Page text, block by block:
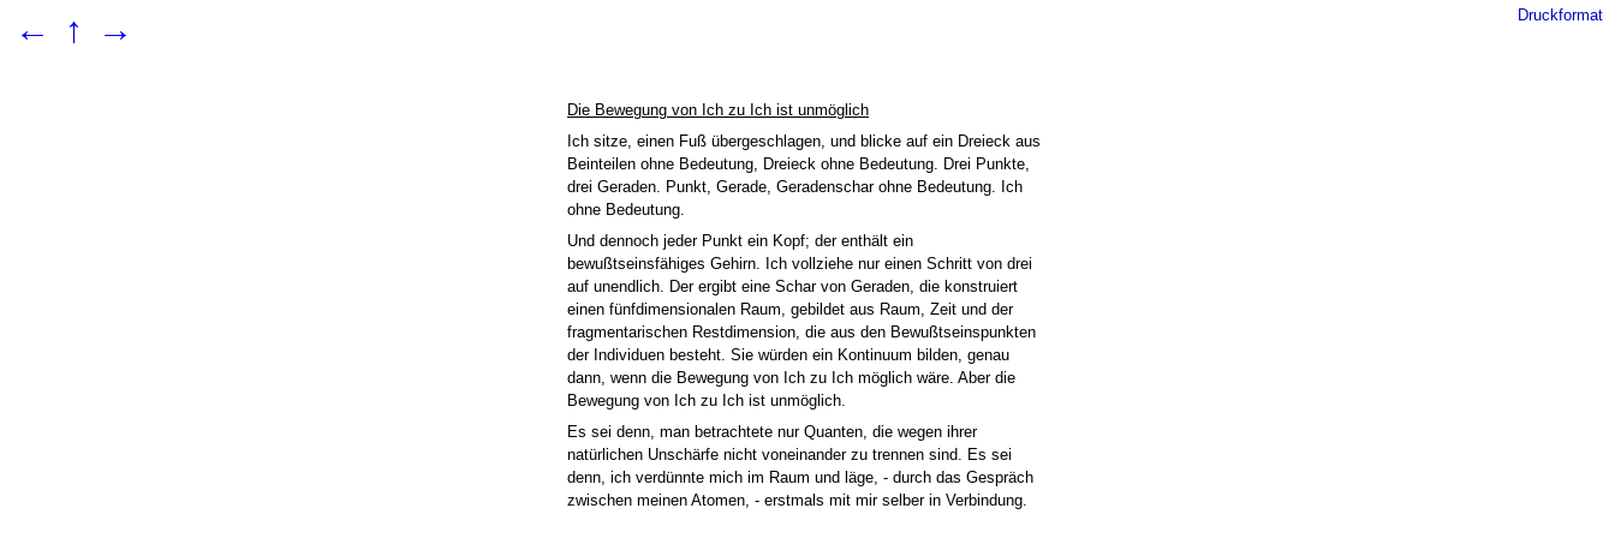
← ↑ → Druckformat
Die Bewegung von Ich zu Ich ist unmöglich
Ich sitze, einen Fuß übergeschlagen, und blicke auf ein Dreieck aus
Beinteilen ohne Bedeutung, Dreieck ohne Bedeutung. Drei Punkte,
drei Geraden. Punkt, Gerade, Geradenschar ohne Bedeutung. Ich
ohne Bedeutung.
Und dennoch jeder Punkt ein Kopf; der enthält ein
bewußtseinsfähiges Gehirn. Ich vollziehe nur einen Schritt von drei
auf unendlich. Der ergibt eine Schar von Geraden, die konstruiert
einen fünfdimensionalen Raum, gebildet aus Raum, Zeit und der
fragmentarischen Restdimension, die aus den Bewußtseinspunkten
der Individuen besteht. Sie würden ein Kontinuum bilden, genau
dann, wenn die Bewegung von Ich zu Ich möglich wäre. Aber die
Bewegung von Ich zu Ich ist unmöglich.
Es sei denn, man betrachtete nur Quanten, die wegen ihrer
natürlichen Unschärfe nicht voneinander zu trennen sind. Es sei
denn, ich verdünnte mich im Raum und läge, - durch das Gespräch
zwischen meinen Atomen, - erstmals mit mir selber in Verbindung.